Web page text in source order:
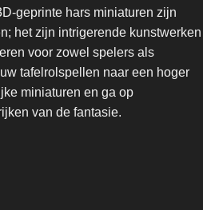
geprinte hars miniaturen zijn
het zijn intrigerende kunstwerken
voor zowel spelers als
tafelrolspellen naar een hoger
miniaturen en ga op
van de fantasie.